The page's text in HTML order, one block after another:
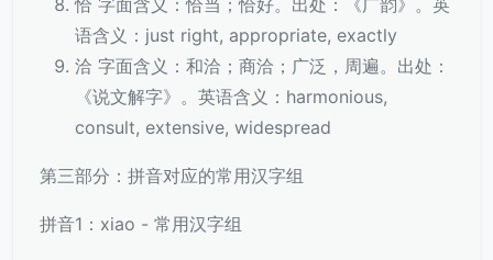
恰 字面含义：恰当；恰好。出处：《广韵》。英
语含义：just right, appropriate, exactly
洽 字面含义：和洽；商洽；广泛，周遍。出处：
《说文解字》。英语含义：harmonious,
consult, extensive, widespread
第三部分：拼音对应的常用汉字组
拼音1：xiao - 常用汉字组